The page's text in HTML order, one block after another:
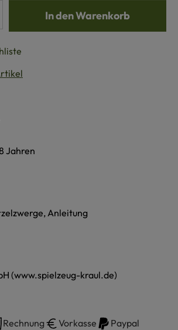
Gib den gewünschten
In den Warenkorb
Jahren
Anleitung
(www.spielzeug-kraul.de)
Rechnung Vorkasse
Paypal